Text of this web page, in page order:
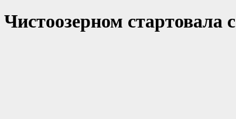
стартовала с